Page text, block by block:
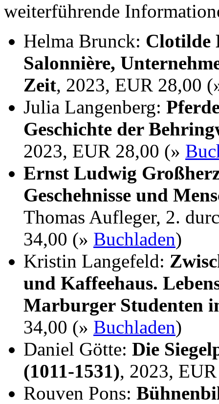
weiterführende
Helma Brunck: Clotilde
Salonnière,
Zeit, 2023, EUR 28,00
Julia Langenberg:
Geschichte der
2023, EUR 28,00 (»
Ernst Ludwig
Geschehnisse und
Thomas Aufleger, 2.
34,00 (» Buchladen)
Kristin Langefeld:
und Kaffeehaus.
Marburger Studenten
34,00 (» Buchladen)
Daniel Götte: Die
(1011-1531), 2023,
Rouven Pons: